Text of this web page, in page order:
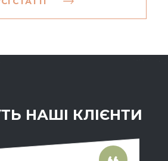
НАШІ КЛІЄНТИ